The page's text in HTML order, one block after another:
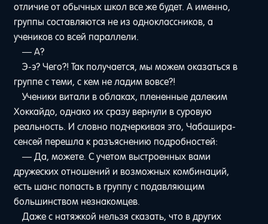
отличие от обычных школ все же будет. А именно,
группы составляются не из одноклассников, а
учеников со всей параллели.
— А?
Э-э? Чего?! Так получается, мы можем оказаться в
группе с теми, с кем не ладим вовсе?!
Ученики витали в облаках, плененные далеким
Хоккайдо, однако их сразу вернули в суровую
реальность. И словно подчеркивая это, Чабашира-
сенсей перешла к разъяснению подробностей:
— Да, можете. С учетом выстроенных вами
дружеских отношений и возможных комбинаций,
есть шанс попасть в группу с подавляющим
большинством незнакомцев.
Даже с натяжкой нельзя сказать, что в других